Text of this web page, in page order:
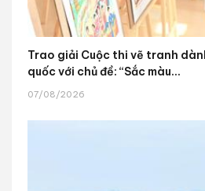
Trao giải Cuộc thi vẽ tranh
quốc với chủ đề: “Sắc màu...
07/08/2026